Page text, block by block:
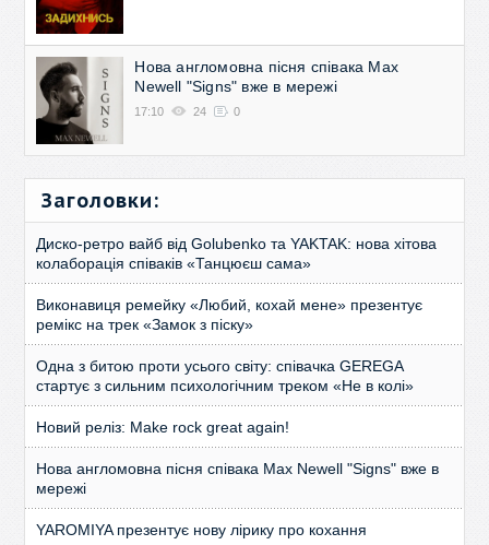
Нова англомовна пісня співака Max
Newell "Signs" вже в мережі
17:10 24 0
Заголовки:
Диско-ретро вайб від Golubenko та YAKTAK: нова хітова
колаборація співаків «Танцюєш сама»
Виконавиця ремейку «Любий, кохай мене» презентує
ремікс на трек «Замок з піску»
Одна з битою проти усього світу: співачка GEREGA
стартує з сильним психологічним треком «Не в колі»
Новий реліз: Make rock great again!
Нова англомовна пісня співака Max Newell "Signs" вже в
мережі
YAROMIYA презентує нову лірику про кохання